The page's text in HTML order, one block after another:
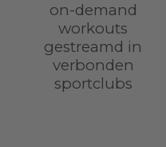
on-demand
workouts
gestreamd in
verbonden
sportclubs